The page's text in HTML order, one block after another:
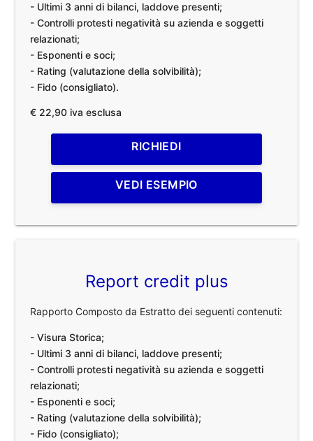
- Ultimi 3 anni di bilanci, laddove presenti;
- Controlli protesti negatività su azienda e soggetti
relazionati;
- Esponenti e soci;
- Rating (valutazione della solvibilità);
- Fido (consigliato).
€ 22,90 iva esclusa
RICHIEDI
VEDI ESEMPIO
Report credit plus
Rapporto Composto da Estratto dei seguenti contenuti:
- Visura Storica;
- Ultimi 3 anni di bilanci, laddove presenti;
- Controlli protesti negatività su azienda e soggetti
relazionati;
- Esponenti e soci;
- Rating (valutazione della solvibilità);
- Fido (consigliato);